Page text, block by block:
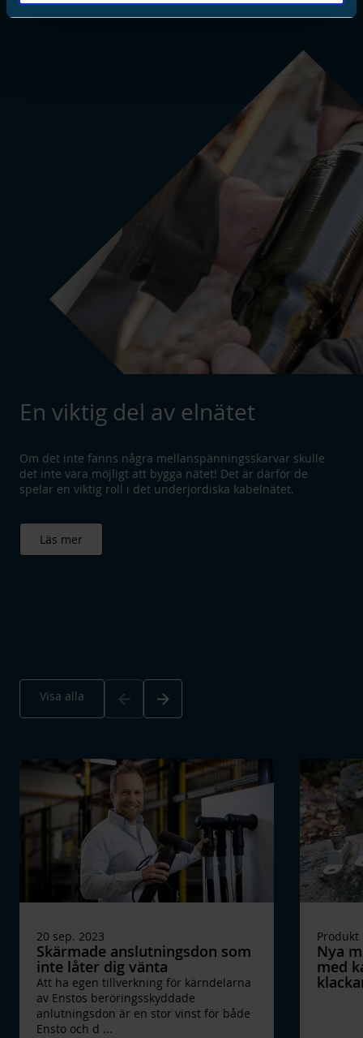
Kontakterna är beröringssäkra, underhållsfria och
användningsområden och bekväm installation även
Alla tillbehörssatser levereras med alla nödvändiga
komponenter bekvämt förpackade tillsammans,
vilket effektiviserar installationsprocessen och
sparar tid. Den här omfattande metoden förbättrar
både tillförlitligheten och användarupplevelsen.
Skärmade separerbara kontakter
En viktig del av elnätet
Om det inte fanns några mellanspänningsskarvar skulle
det inte vara möjligt att bygga nätet! Det är därför de
spelar en viktig roll i det underjordiska kabelnätet.
Läs mer
Visa alla Arrow_back Arrow_forward
20 sep. 2023
Skärmade anslutningsdon som
inte låter dig vänta
Att ha egen tillverkning för kärndelarna
av Enstos beröringsskyddade
anlutningsdon är en stor vinst för både
Ensto och d ...
Produkt
Nya
med